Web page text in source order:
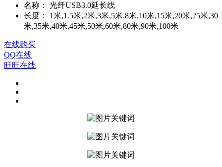
名称：
光纤USB3.0延长线
长度：
1米,1.5米,2米,3米,5米,8米,10米,15米,20米,25米,30
米,35米,40米,45米,50米,60米,80米,90米,100米
在线购买
QQ在线
旺旺在线